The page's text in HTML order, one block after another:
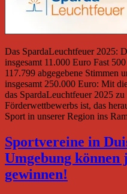
Das SpardaLeuchtfeuer 2025:
insgesamt 11.000 Euro Fast
117.799 abgegebene Stimmen
insgesamt 250.000 Euro: Mit
das SpardaLeuchtfeuer 2025
Förderwettbewerbs ist, das
Sport in unserer Region ins
Sportvereine in
Umgebung
gewinnen!